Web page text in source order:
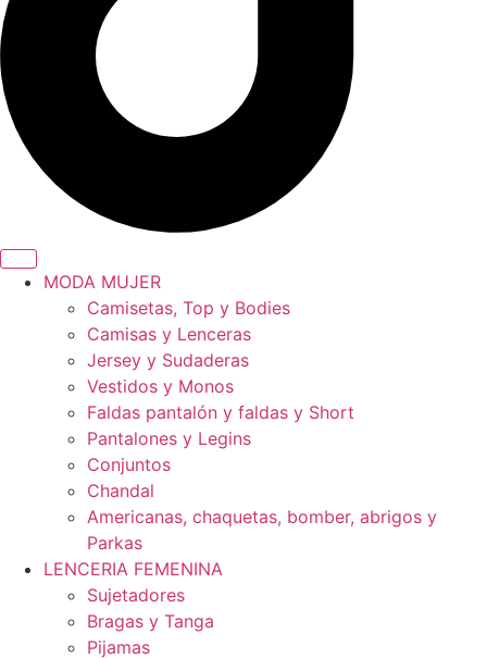
MODA MUJER
Camisetas, Top y Bodies
Camisas y Lenceras
Jersey y Sudaderas
Vestidos y Monos
Faldas pantalón y faldas y Short
Pantalones y Legins
Conjuntos
Chandal
Americanas, chaquetas, bomber, abrigos y
Parkas
LENCERIA FEMENINA
Sujetadores
Bragas y Tanga
Pijamas